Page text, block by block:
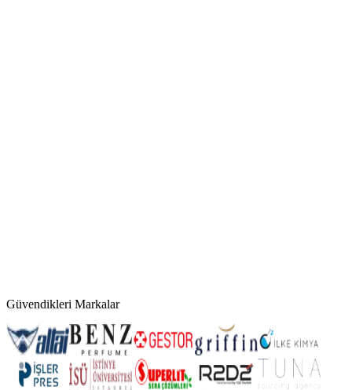
Güvendikleri Markalar